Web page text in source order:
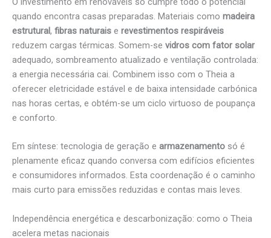
quando encontra casas preparadas. Materiais como madeira
estrutural, fibras naturais e revestimentos respiráveis
reduzem cargas térmicas. Somem-se vidros com fator solar
adequado, sombreamento atualizado e ventilação controlada:
a energia necessária cai. Combinem isso com o Theia a
oferecer eletricidade estável e de baixa intensidade carbónica
nas horas certas, e obtém-se um ciclo virtuoso de poupança
e conforto.
Em síntese: tecnologia de geração e armazenamento só é
plenamente eficaz quando conversa com edifícios eficientes
e consumidores informados. Esta coordenação é o caminho
mais curto para emissões reduzidas e contas mais leves.
Independência energética e descarbonização: como o Theia
acelera metas nacionais